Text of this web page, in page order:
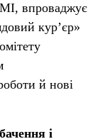
впроваджує
кур’єр»
й нові
і